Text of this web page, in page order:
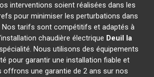
interventions soient réalisées dans les
pour minimiser les perturbations dans
Nos tarifs sont compétitifs et adaptés à
chaudière électrique Deuil la
Nous utilisons des équipements
pour garantir une installation fiable et
offrons une garantie de 2 ans sur nos